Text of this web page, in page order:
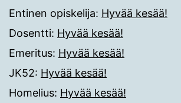
Entinen opiskelija: Hyvää kesää!
Dosentti: Hyvää kesää!
Emeritus: Hyvää kesää!
JK52: Hyvää kesää!
Homelius: Hyvää kesää!